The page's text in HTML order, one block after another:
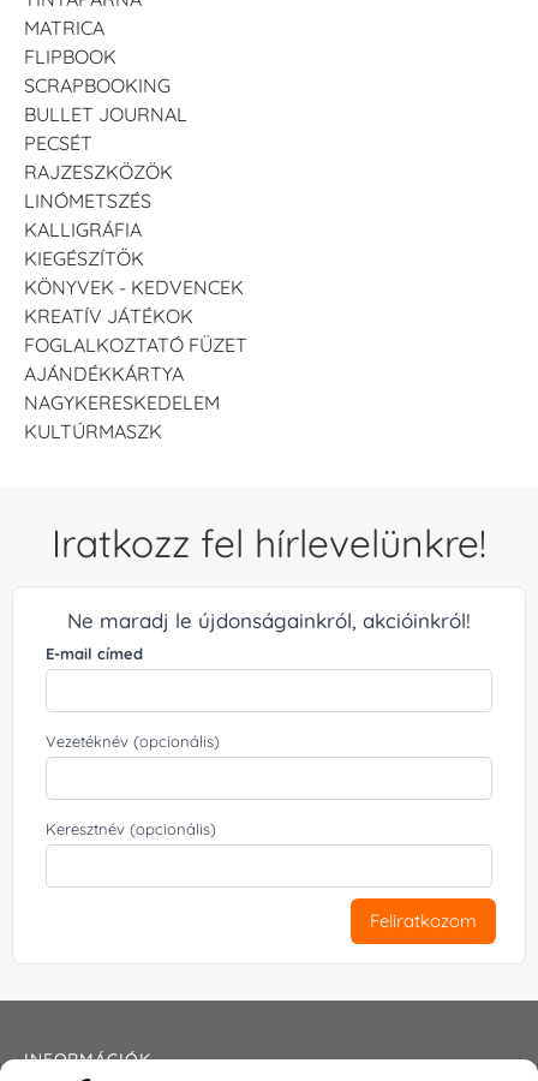
MATRICA
FLIPBOOK
SCRAPBOOKING
BULLET JOURNAL
PECSÉT
RAJZESZKÖZÖK
LINÓMETSZÉS
KALLIGRÁFIA
KIEGÉSZÍTŐK
KÖNYVEK - KEDVENCEK
KREATÍV JÁTÉKOK
FOGLALKOZTATÓ FÜZET
AJÁNDÉKKÁRTYA
NAGYKERESKEDELEM
KULTÚRMASZK
Iratkozz fel hírlevelünkre!
Ne maradj le újdonságainkról, akcióinkról!
E-mail címed
Vezetéknév (opcionális)
Keresztnév (opcionális)
Feliratkozom
INFORMÁCIÓK